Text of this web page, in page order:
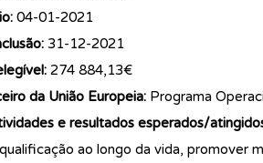
04-01-2021
31-12-2021
274 884,13€
da União Europeia: Programa
e resultados esperados/
ao longo da vida, promover